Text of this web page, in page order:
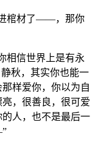
棺材了——，那你
相信世界上是有永
秋，其实你也能一
样爱你，你以为自
，很善良，很可爱
人，也不是最后一